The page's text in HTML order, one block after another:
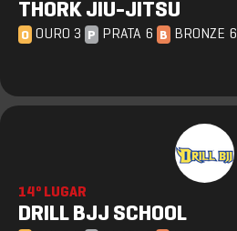
THORK JIU-JITSU
O OURO 3 P PRATA 6 B BRONZE 6
14º LUGAR
DRILL BJJ SCHOOL